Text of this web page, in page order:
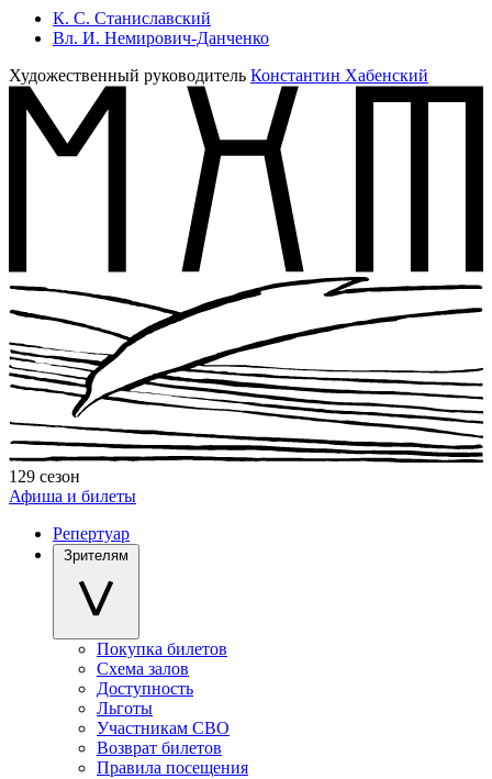
К. С. Станиславский
Вл. И. Немирович-Данченко
Художественный руководитель Константин Хабенский
129 сезон
Афиша и билеты
Репертуар
Зрителям
Покупка билетов
Схема залов
Доступность
Льготы
Участникам СВО
Возврат билетов
Правила посещения